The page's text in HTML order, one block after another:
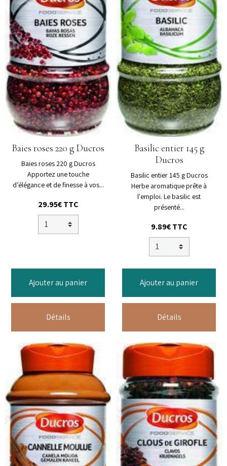
Baies roses 220 g Ducros
Baies roses 220 g Ducros
Apportez une touche
d’élégance et de finesse à vos...
29.95€ TTC
Ajouter au panier
Détails
Basilic entier 145 g
Ducros
Basilic entier 145 g Ducros
Herbe aromatique prête à
l'emploi. Le basilic est
présenté...
9.89€ TTC
Ajouter au panier
Détails